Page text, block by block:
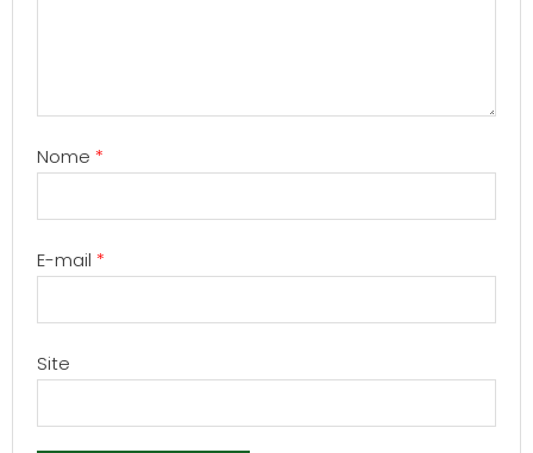
Nome *
E-mail *
Site